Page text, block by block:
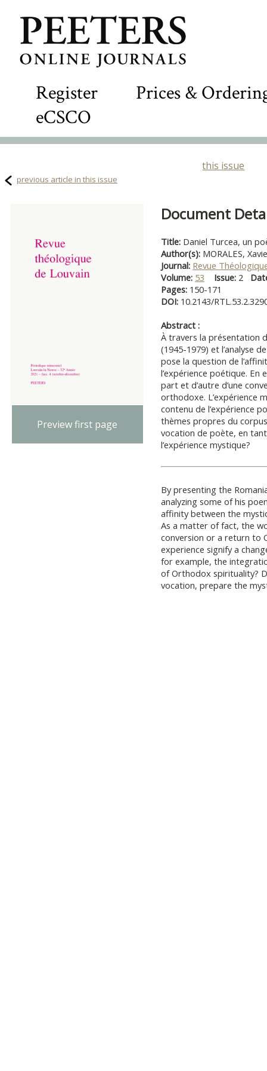
Register
Prices &
eCSCO
this issue
previous article in this issue
Preview first page
Document
Title: Daniel Turcea, un
Author(s): MORALES,
Journal: Revue
Volume: 53 Issue: 2
Pages: 150-171
DOI: 10.2143/
Abstract :
À travers la présentation
(1945-1979) et l’analyse
pose la question de
l’expérience poétique. En
part et d’autre d’une
orthodoxe. L’expérience
contenu de l’expérience
thèmes propres du
vocation de poète, en
l’expérience mystique?
By presenting the
analyzing some of his
affinity between the
As a matter of fact, the
conversion or a return to
experience signify a
for example, the
of Orthodox spirituality?
vocation, prepare the